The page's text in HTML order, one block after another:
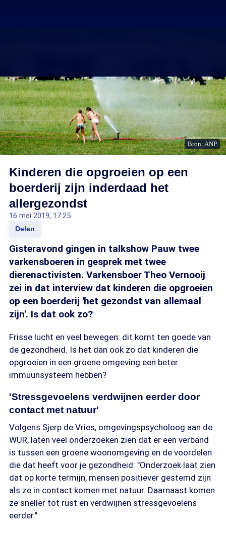
Bron: ANP
Kinderen die opgroeien op een
boerderij zijn inderdaad het
allergezondst
16 mei 2019, 17:25
Delen
Gisteravond gingen in talkshow Pauw twee
varkensboeren in gesprek met twee
dierenactivisten. Varkensboer Theo Vernooij
zei in dat interview dat kinderen die opgroeien
op een boerderij 'het gezondst van allemaal
zijn'. Is dat ook zo?
Frisse lucht en veel bewegen: dit komt ten goede van
de gezondheid. Is het dan ook zo dat kinderen die
opgroeien in een groene omgeving een beter
immuunsysteem hebben?
'Stressgevoelens verdwijnen eerder door
contact met natuur'
Volgens Sjerp de Vries, omgevingspsycholoog aan de
WUR, laten veel onderzoeken zien dat er een verband
is tussen een groene woonomgeving en de voordelen
die dat heeft voor je gezondheid: "Onderzoek laat zien
dat op korte termijn, mensen positiever gestemd zijn
als ze in contact komen met natuur. Daarnaast komen
ze sneller tot rust en verdwijnen stressgevoelens
eerder."